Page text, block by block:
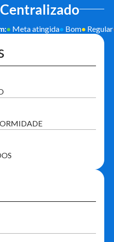
• Meta atingida• Bom• Regular